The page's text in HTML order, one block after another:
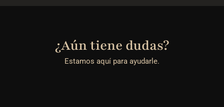
¿Aún tiene dudas?
Estamos aquí para ayudarle.